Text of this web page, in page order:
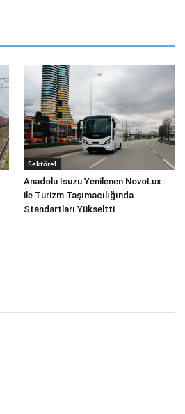
Sektörel
Anadolu Isuzu Yenilenen NovoLux
ile Turizm Taşımacılığında
Standartları Yükseltti